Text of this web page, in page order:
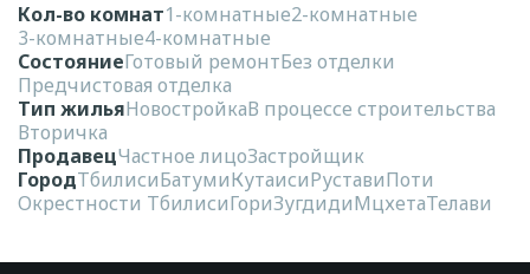
Кол-во комнат1-комнатные2-комнатные
3-комнатные4-комнатные
СостояниеГотовый ремонтБез отделки
Предчистовая отделка
Тип жильяНовостройкаВ процессе строительства
Вторичка
ПродавецЧастное лицоЗастройщик
ГородТбилисиБатумиКутаисиРуставиПоти
Окрестности ТбилисиГориЗугдидиМцхетаТелави